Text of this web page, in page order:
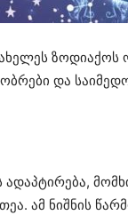
ზოდიაქოს
და
ადაპტირება,
ამ ნიშნის